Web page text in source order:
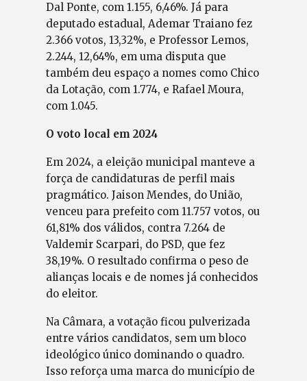
Dal Ponte, com 1.155, 6,46%. Já para
deputado estadual, Ademar Traiano fez
2.366 votos, 13,32%, e Professor Lemos,
2.244, 12,64%, em uma disputa que
também deu espaço a nomes como Chico
da Lotação, com 1.774, e Rafael Moura,
com 1.045.
O voto local em 2024
Em 2024, a eleição municipal manteve a
força de candidaturas de perfil mais
pragmático. Jaison Mendes, do União,
venceu para prefeito com 11.757 votos, ou
61,81% dos válidos, contra 7.264 de
Valdemir Scarpari, do PSD, que fez
38,19%. O resultado confirma o peso de
alianças locais e de nomes já conhecidos
do eleitor.
Na Câmara, a votação ficou pulverizada
entre vários candidatos, sem um bloco
ideológico único dominando o quadro.
Isso reforça uma marca do município de